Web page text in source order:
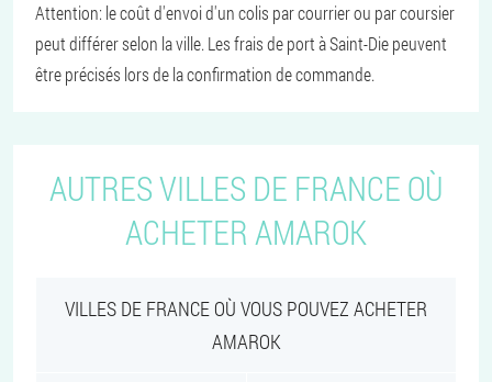
Attention: le coût d'envoi d'un colis par courrier ou par coursier
peut différer selon la ville. Les frais de port à Saint-Die peuvent
être précisés lors de la confirmation de commande.
AUTRES VILLES DE FRANCE OÙ
ACHETER AMAROK
VILLES DE FRANCE OÙ VOUS POUVEZ ACHETER
AMAROK